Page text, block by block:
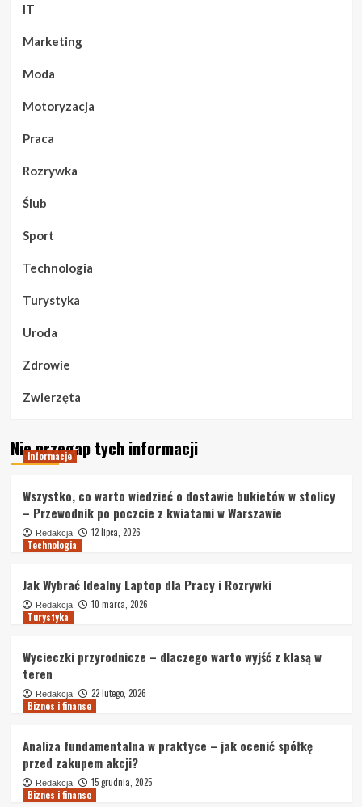
IT
Marketing
Moda
Motoryzacja
Praca
Rozrywka
Ślub
Sport
Technologia
Turystyka
Uroda
Zdrowie
Zwierzęta
Nie przegap tych informacji
Informacje
Wszystko, co warto wiedzieć o dostawie bukietów w stolicy
– Przewodnik po poczcie z kwiatami w Warszawie
Redakcja
12 lipca, 2026
Technologia
Jak Wybrać Idealny Laptop dla Pracy i Rozrywki
Redakcja
10 marca, 2026
Turystyka
Wycieczki przyrodnicze – dlaczego warto wyjść z klasą w
teren
Redakcja
22 lutego, 2026
Biznes i finanse
Analiza fundamentalna w praktyce – jak ocenić spółkę
przed zakupem akcji?
Redakcja
15 grudnia, 2025
Biznes i finanse